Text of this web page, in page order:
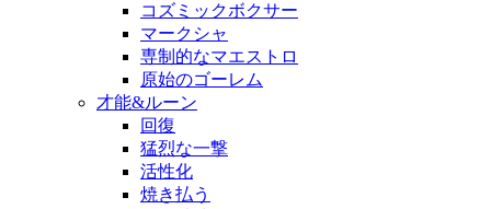
コズミックボクサー
マークシャ
専制的なマエストロ
原始のゴーレム
才能&ルーン
回復
猛烈な一撃
活性化
焼き払う